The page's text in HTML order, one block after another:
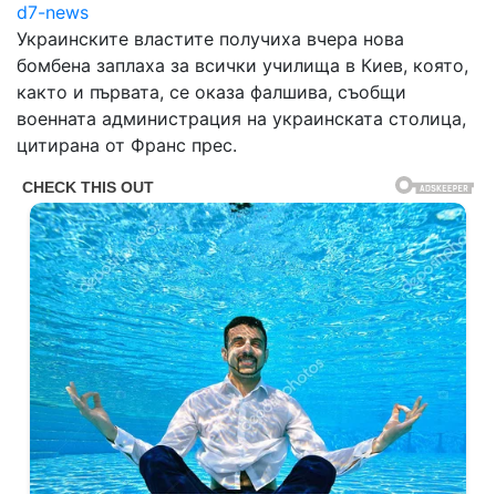
d7-news
Украинските властите получиха вчера нова
бомбена заплаха за всички училища в Киев, която,
както и първата, се оказа фалшива, съобщи
военната администрация на украинската столица,
цитирана от Франс прес.